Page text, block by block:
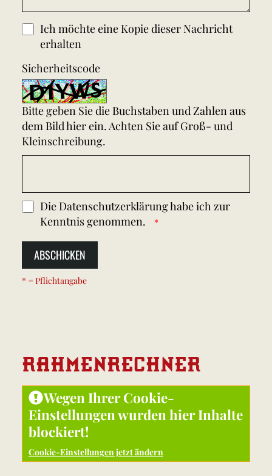
Ich möchte eine Kopie dieser Nachricht
erhalten
Sicherheitscode
Bitte geben Sie die Buchstaben und Zahlen aus
dem Bild hier ein. Achten Sie auf Groß- und
Kleinschreibung.
Die Datenschutzerklärunghabe ich zur
Kenntnis genommen.
ABSCHICKEN
* = Pflichtangabe
RAHMENRECHNER
Wegen Ihrer Cookie-
Einstellungen wurden hier Inhalte
blockiert!
Cookie-Einstellungen jetzt ändern